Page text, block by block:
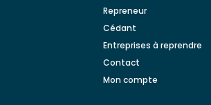
Repreneur
Cédant
Entreprises à reprendre
Contact
Mon compte